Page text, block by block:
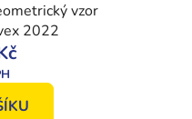
vzor
2022